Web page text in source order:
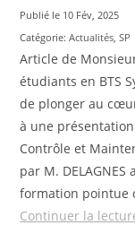
Publié le 10 Fév, 2025
Catégorie:Actualités,SP
Article de Monsieur
étudiants en BTS
de plonger au
à une
Contrôle et
par M.
formation pointue
Continuer la